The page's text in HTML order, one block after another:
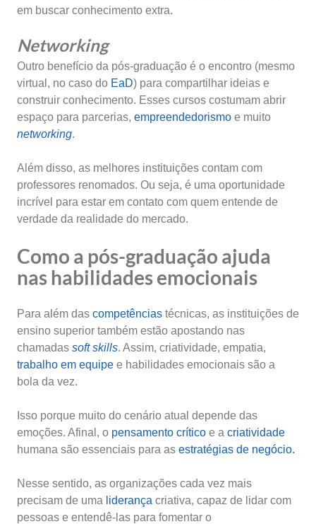
em buscar conhecimento extra.
Networking
Outro benefício da pós-graduação é o encontro (mesmo
virtual, no caso do EaD) para compartilhar ideias e
construir conhecimento. Esses cursos costumam abrir
espaço para parcerias, empreendedorismo e muito
networking.
Além disso, as melhores instituições contam com
professores renomados. Ou seja, é uma oportunidade
incrível para estar em contato com quem entende de
verdade da realidade do mercado.
Como a pós-graduação ajuda
nas habilidades emocionais
Para além das competências técnicas, as instituições de
ensino superior também estão apostando nas
chamadas soft skills. Assim, criatividade, empatia,
trabalho em equipe e habilidades emocionais são a
bola da vez.
Isso porque muito do cenário atual depende das
emoções. Afinal, o pensamento crítico e a criatividade
humana são essenciais para as estratégias de negócio.
Nesse sentido, as organizações cada vez mais
precisam de uma liderança criativa, capaz de lidar com
pessoas e entendê-las para fomentar o